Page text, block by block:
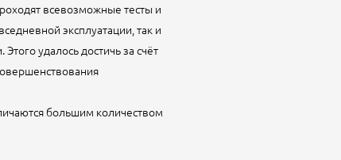
всевозможные тесты и
эксплуатации, так и
удалось достичь за счёт
большим количеством